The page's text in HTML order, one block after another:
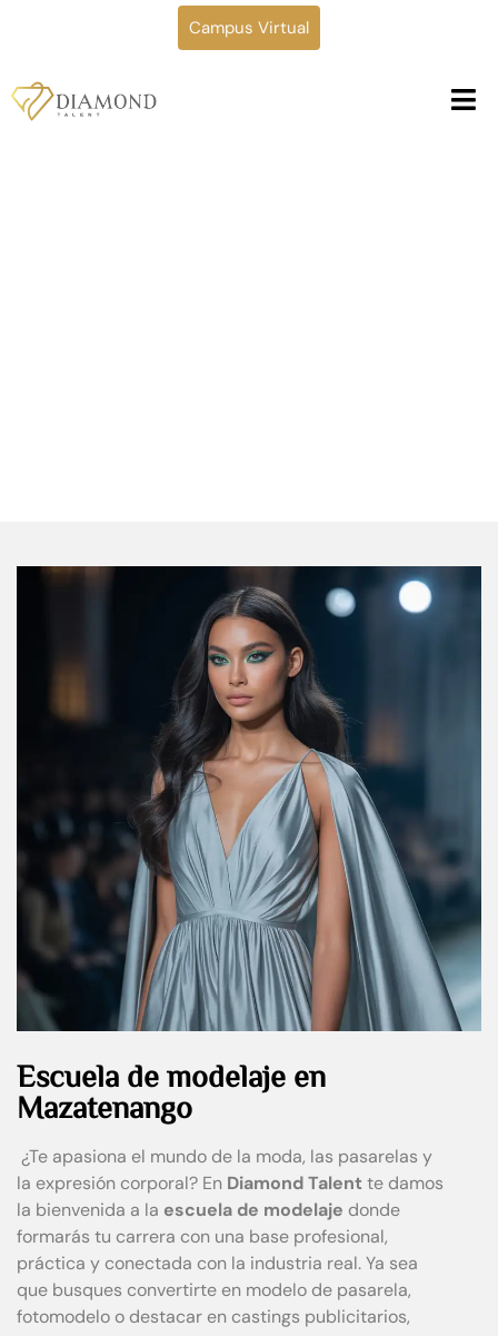
Campus Virtual
Escuela de modelaje en
Mazatenango
¿Te apasiona el mundo de la moda, las pasarelas y
la expresión corporal? En Diamond Talent te damos
la bienvenida a la escuela de modelaje donde
formarás tu carrera con una base profesional,
práctica y conectada con la industria real. Ya sea
que busques convertirte en modelo de pasarela,
fotomodelo o destacar en castings publicitarios,